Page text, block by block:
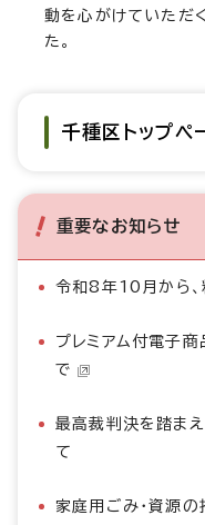
動を心がけていただ
た。
千種区トップペ
重要なお知らせ
令和8年10月から、
プレミアム付電子
で
最高裁判決を踏ま
て
家庭用ごみ・資源